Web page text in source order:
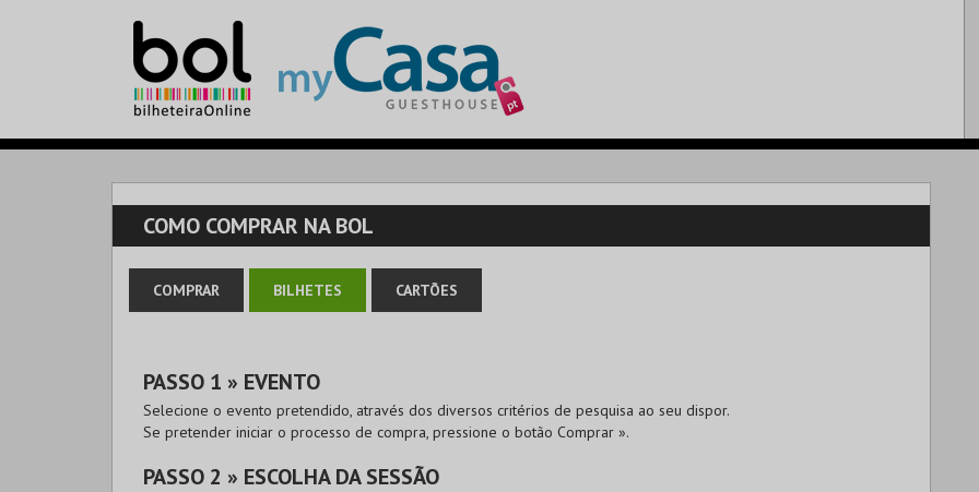
COMO COMPRAR NA BOL
COMPRAR BILHETES CARTÕES
PASSO 1 » EVENTO
Selecione o evento pretendido, através dos diversos critérios de pesquisa ao seu dispor.
Se pretender iniciar o processo de compra, pressione o botão Comprar ».
PASSO 2 » ESCOLHA DA SESSÃO